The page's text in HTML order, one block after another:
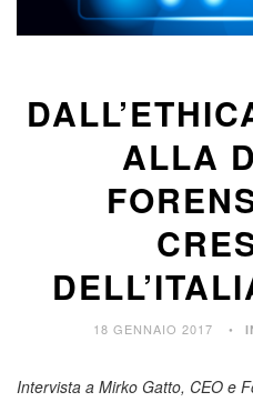
ALLA
18 GENNAIO 2017
Intervista a Mirko Gatto, CEO e